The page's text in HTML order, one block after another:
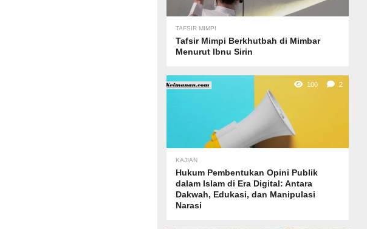
TAFSIR MIMPI
Tafsir Mimpi Berkhutbah di Mimbar
Menurut Ibnu Sirin
100 2
KAJIAN
Hukum Pembentukan Opini Publik
dalam Islam di Era Digital: Antara
Dakwah, Edukasi, dan Manipulasi
Narasi